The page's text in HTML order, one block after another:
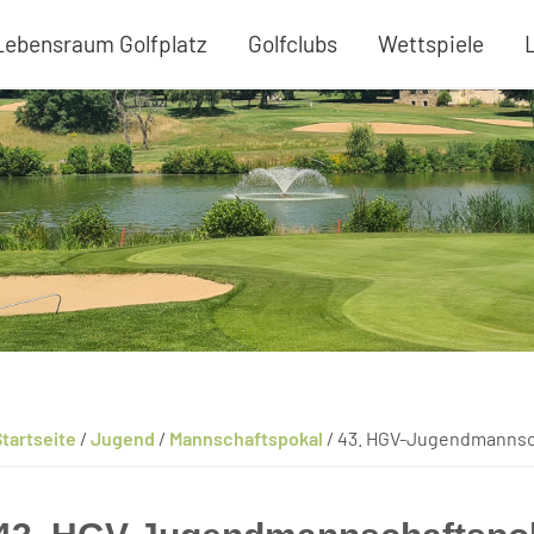
Golfplatz Golfclubs Wettspiele
/ Jugend / Mannschaftspokal / 43. HGV-